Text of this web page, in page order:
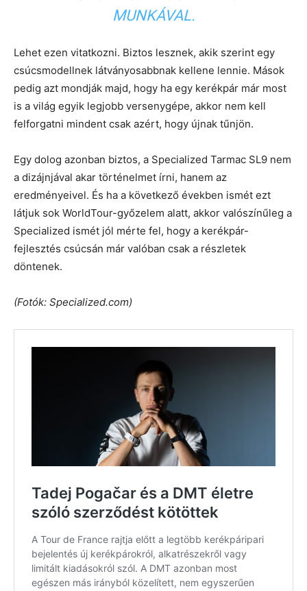
MUNKÁVAL.
Lehet ezen vitatkozni. Biztos lesznek, akik szerint egy
csúcsmodellnek látványosabbnak kellene lennie. Mások
pedig azt mondják majd, hogy ha egy kerékpár már most
is a világ egyik legjobb versenygépe, akkor nem kell
felforgatni mindent csak azért, hogy újnak tűnjön.
Egy dolog azonban biztos, a Specialized Tarmac SL9 nem
a dizájnjával akar történelmet írni, hanem az
eredményeivel. És ha a következő években ismét ezt
látjuk sok WorldTour-győzelem alatt, akkor valószínűleg a
Specialized ismét jól mérte fel, hogy a kerékpár-
fejlesztés csúcsán már valóban csak a részletek
döntenek.
(Fotók: Specialized.com)